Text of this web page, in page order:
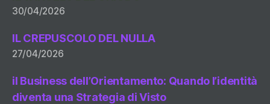
30/04/2026
IL CREPUSCOLO DEL NULLA
27/04/2026
il Business dell’Orientamento: Quando l’identità
diventa una Strategia di Visto